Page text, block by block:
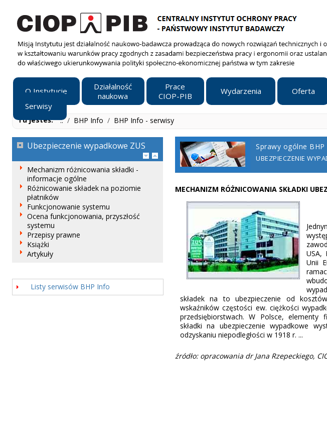
O Instytucie
Działalność
naukowa
Prace
CIOP-PIB
Wydarzenia Oferta
Serwisy
Tu jesteś: ../ BHP Info / BHP Info - serwisy
Ubezpieczenie wypadkowe ZUS
Mechanizm różnicowania składki -
informacje ogólne
Różnicowanie składek na poziomie
płatników
Funkcjonowanie systemu
Ocena funkcjonowania, przyszłość
systemu
Przepisy prawne
Książki
Artykuły
Listy serwisów BHP Info
Sprawy ogólne BHP
UBEZPIECZENIE
MECHANIZM RÓŻNICOWANIA SKŁADKI
USA,
Unii
składek na to ubezpieczenie od
wskaźników częstości ew. ciężkości
przedsiębiorstwach. W Polsce, elementy
składki na ubezpieczenie wypadkowe
odzyskaniu niepodległości w 1918 r. ...
źródło: opracowania dr Jana Rzepeckiego,